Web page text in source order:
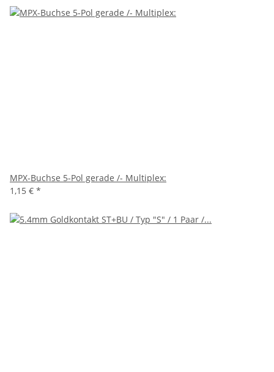
MPX-Buchse 5-Pol gerade /- Multiplex:
1,15 € *